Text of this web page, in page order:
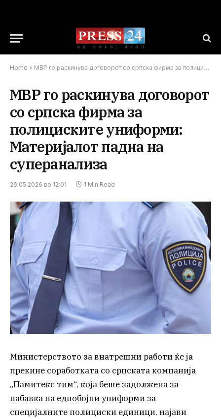
Home » МВР го раскинува договорот со српска фирма за полициските униформи: Материјалот падна на суперанализа
МВР го раскинува договорот
со српска фирма за
полициските униформи:
Материјалот падна на
суперанализа
26.05.2026 во 12:01 1 Min Read
Министерството за внатрешни работи ќе ја
прекине соработката со српската компанија
„Памитекс тим“, која беше задолжена за
набавка на еднобојни униформи за
специјалните полициски единици, најави